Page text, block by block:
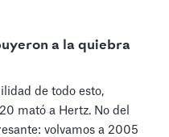
a la quiebra
de todo esto,
mató a Hertz. No del
volvamos a 2005